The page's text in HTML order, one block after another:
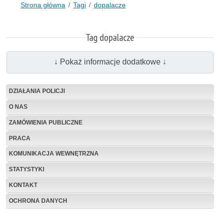
Strona główna Tagi dopalacze
Tag dopalacze
↓ Pokaż informacje dodatkowe ↓
DZIAŁANIA POLICJI
O NAS
ZAMÓWIENIA PUBLICZNE
PRACA
KOMUNIKACJA WEWNĘTRZNA
STATYSTYKI
KONTAKT
OCHRONA DANYCH